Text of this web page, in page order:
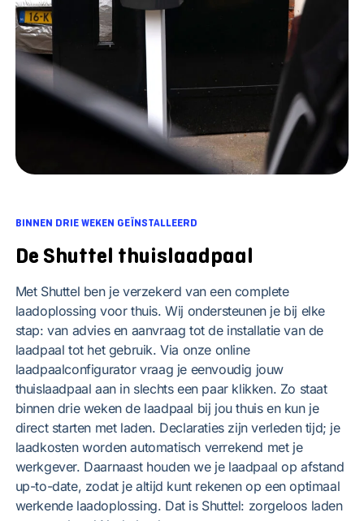
BINNEN DRIE WEKEN GEÏNSTALLEERD
De Shuttel thuislaadpaal
Met Shuttel ben je verzekerd van een complete
laadoplossing voor thuis. Wij ondersteunen je bij elke
stap: van advies en aanvraag tot de installatie van de
laadpaal tot het gebruik.Via onze online
laadpaalconfiguratorvraag je eenvoudig jouw
thuislaadpaal aan in slechts een paar klikken. Zo staat
binnen drie weken de laadpaal bij jou thuis en kun je
direct starten met laden. Declaraties zijn verleden tijd; je
laadkosten worden automatisch verrekend met je
werkgever. Daarnaast houden we je laadpaal op afstand
up-to-date, zodat je altijd kunt rekenen op een optimaal
werkende laadoplossing. Dat is Shuttel: zorgeloos laden